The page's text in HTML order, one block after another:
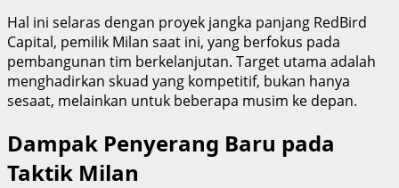
Hal ini selaras dengan proyek jangka panjang RedBird
Capital, pemilik Milan saat ini, yang berfokus pada
pembangunan tim berkelanjutan. Target utama adalah
menghadirkan skuad yang kompetitif, bukan hanya
sesaat, melainkan untuk beberapa musim ke depan.
Dampak Penyerang Baru pada
Taktik Milan